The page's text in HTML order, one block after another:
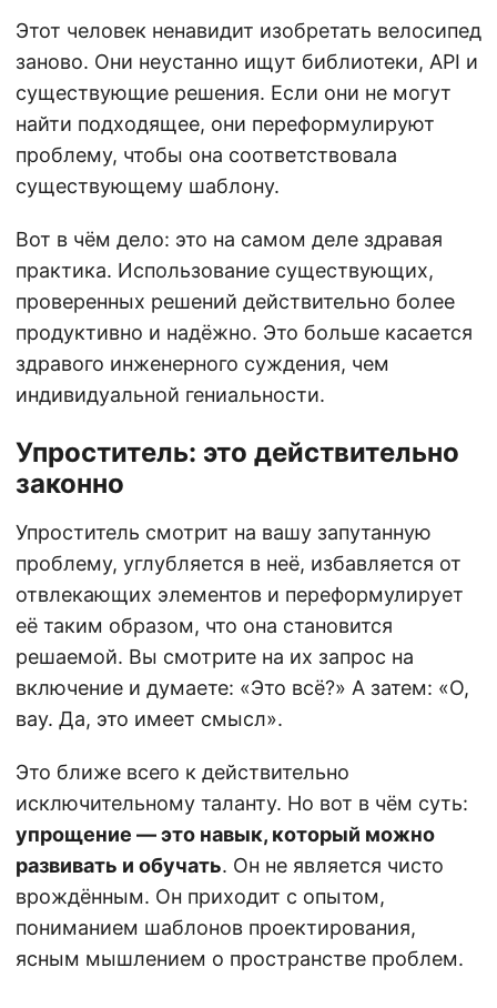
Этот человек ненавидит изобретать велосипед
заново. Они неустанно ищут библиотеки, API и
существующие решения. Если они не могут
найти подходящее, они переформулируют
проблему, чтобы она соответствовала
существующему шаблону.
Вот в чём дело: это на самом деле здравая
практика. Использование существующих,
проверенных решений действительно более
продуктивно и надёжно. Это больше касается
здравого инженерного суждения, чем
индивидуальной гениальности.
Упроститель: это действительно
законно
Упроститель смотрит на вашу запутанную
проблему, углубляется в неё, избавляется от
отвлекающих элементов и переформулирует
её таким образом, что она становится
решаемой. Вы смотрите на их запрос на
включение и думаете: «Это всё?» А затем: «О,
вау. Да, это имеет смысл».
Это ближе всего к действительно
исключительному таланту. Но вот в чём суть:
упрощение — это навык, который можно
развивать и обучать. Он не является чисто
врождённым. Он приходит с опытом,
пониманием шаблонов проектирования,
ясным мышлением о пространстве проблем.